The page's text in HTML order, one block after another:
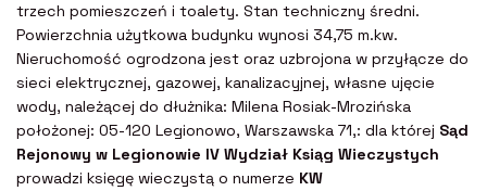
trzech pomieszczeń i toalety. Stan techniczny średni.
Powierzchnia użytkowa budynku wynosi 34,75 m.kw.
Nieruchomość ogrodzona jest oraz uzbrojona w przyłącze do
sieci elektrycznej, gazowej, kanalizacyjnej, własne ujęcie
wody, należącej do dłużnika: Milena Rosiak-Mrozińska
położonej: 05-120 Legionowo, Warszawska 71,: dla której Sąd
Rejonowy w Legionowie IV Wydział Ksiąg Wieczystych
prowadzi księgę wieczystą o numerze KW